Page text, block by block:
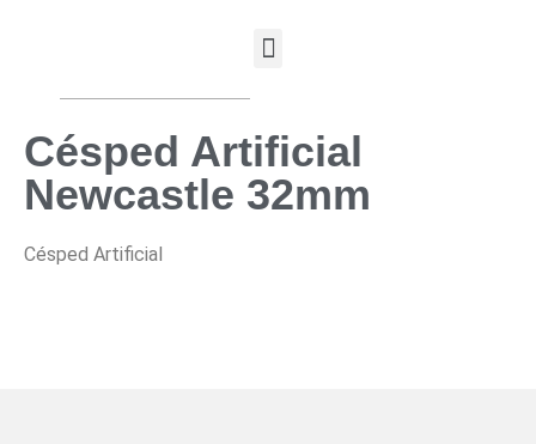
Césped Artificial
Newcastle 32mm
Césped Artificial